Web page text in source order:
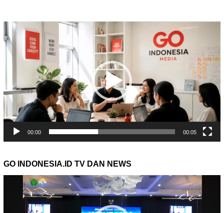
Pemutar
Video
00:00 00:05
GO INDONESIA.ID TV DAN NEWS
Pemutar